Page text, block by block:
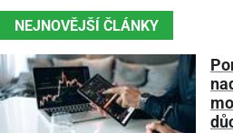
NEJNOVĚJŠÍ ČLÁNKY